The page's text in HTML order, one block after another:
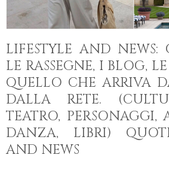
LIFESTYLE AND NEWS:
LE RASSEGNE, I BLOG,
QUELLO CHE ARRIVA
DALLA RETE.
TEATRO, PERSONAGGI,
DANZA, LIBRI)
AND NEWS